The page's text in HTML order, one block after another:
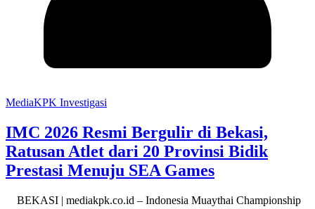
MediaKPK Investigasi
IMC 2026 Resmi Bergulir di Bekasi,
Ratusan Atlet dari 20 Provinsi Bidik
Prestasi Menuju SEA Games
BEKASI | mediakpk.co.id – Indonesia Muaythai Championship